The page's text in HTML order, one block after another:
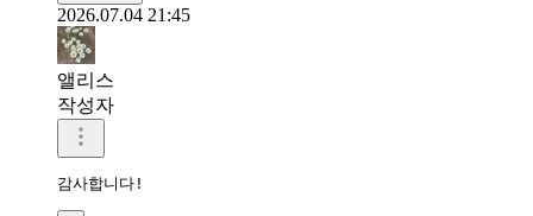
2026.07.04 21:45
앨리스
작성자
감사합니다!